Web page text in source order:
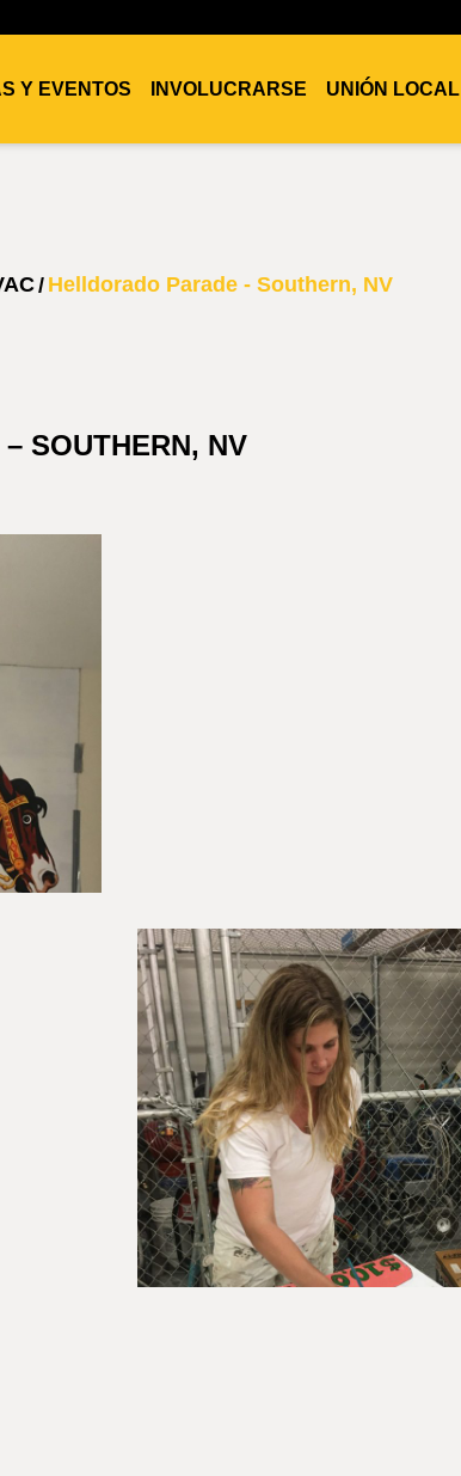
Y EVENTOS INVOLUCRARSE UNIÓN LOCAL
/ Helldorado Parade - Southern, NV
SOUTHERN, NV